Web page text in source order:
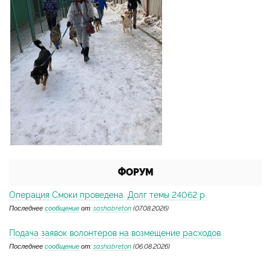
ФОРУМ
Операция Смоки проведена. Долг темы 24062 р.
Последнее сообщение от: sashabreton (07.08.2026)
Подача заявок волонтеров на возмещение расходов
Последнее сообщение от: sashabreton (06.08.2026)